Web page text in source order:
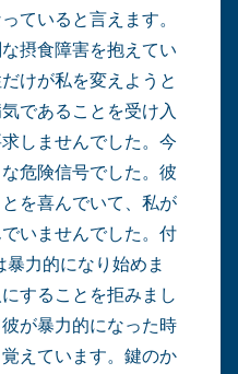
ていると言えます。
摂食障害を抱えてい
けが私を変えようと
であることを受け入
しませんでした。今
危険信号でした。彼
を喜んでいて、私が
いませんでした。付
暴力的になり始めま
することを拒みまし
が暴力的になった時
えています。鍵のか